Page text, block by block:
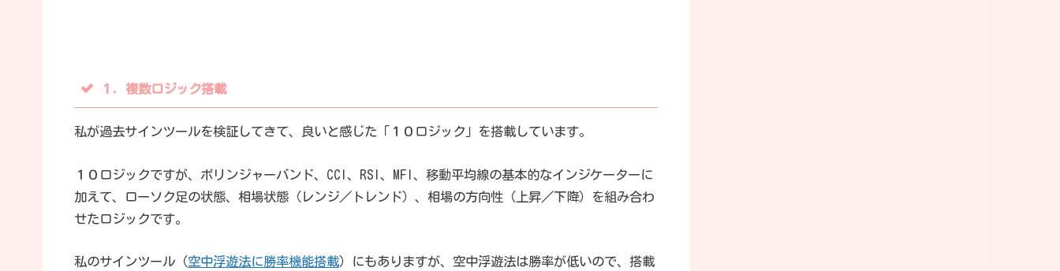
１．複数ロジック搭載
私が過去サインツールを検証してきて、良いと感じた「１０ロジック」を搭載しています。
１０ロジックですが、ボリンジャーバンド、CCI、RSI、MFI、移動平均線の基本的なインジケーターに
加えて、ローソク足の状態、相場状態（レンジ／トレンド）、相場の方向性（上昇／下降）を組み合わ
せたロジックです。
私のサインツール（空中浮遊法に勝率機能搭載）にもありますが、空中浮遊法は勝率が低いので、搭載